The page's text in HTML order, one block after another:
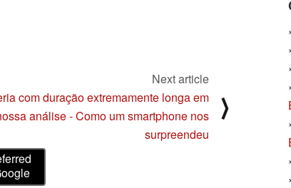
Next article
com duração extremamente longa em
análise - Como um smartphone nos
surpreendeu
⟩